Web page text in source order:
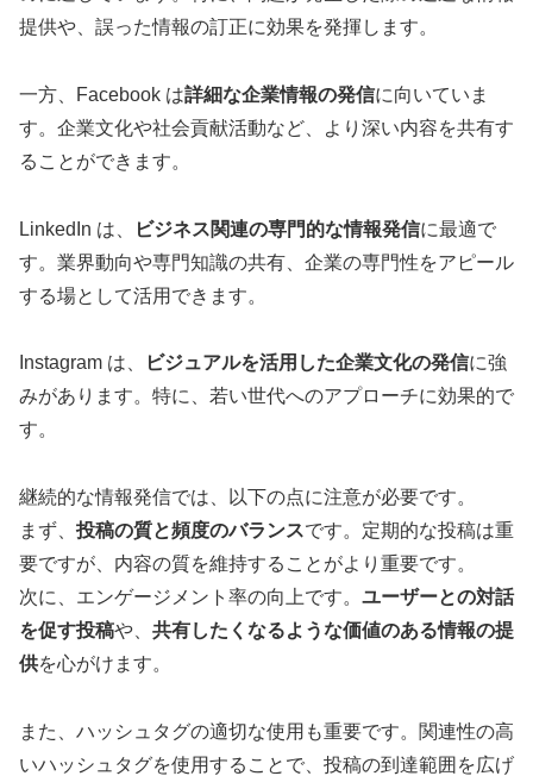
提供や、誤った情報の訂正に効果を発揮します。
一方、Facebook は詳細な企業情報の発信に向いていま
す。企業文化や社会貢献活動など、より深い内容を共有す
ることができます。
LinkedIn は、 ビジネス関連の専門的な情報発信に最適で
す。業界動向や専門知識の共有、企業の専門性をアピール
する場として活用できます。
Instagram は、 ビジュアルを活用した企業文化の発信に強
みがあります。特に、若い世代へのアプローチに効果的で
す。
継続的な情報発信では、以下の点に注意が必要です。
まず、 投稿の質と頻度のバランスです。定期的な投稿は重
要ですが、内容の質を維持することがより重要です。
次に、エンゲージメント率の向上です。 ユーザーとの対話
を促す投稿や、 共有したくなるような価値のある情報の提
供を心がけます。
また、ハッシュタグの適切な使用も重要です。関連性の高
いハッシュタグを使用することで、投稿の到達範囲を広げ